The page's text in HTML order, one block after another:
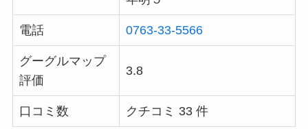
電話 0763-33-5566
グーグルマップ
評価
3.8
口コミ数 クチコミ 33 件